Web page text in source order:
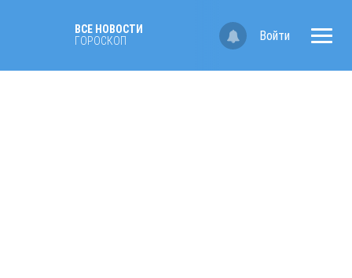
ВСЕ НОВОСТИ
ГОРОСКОП
Войти